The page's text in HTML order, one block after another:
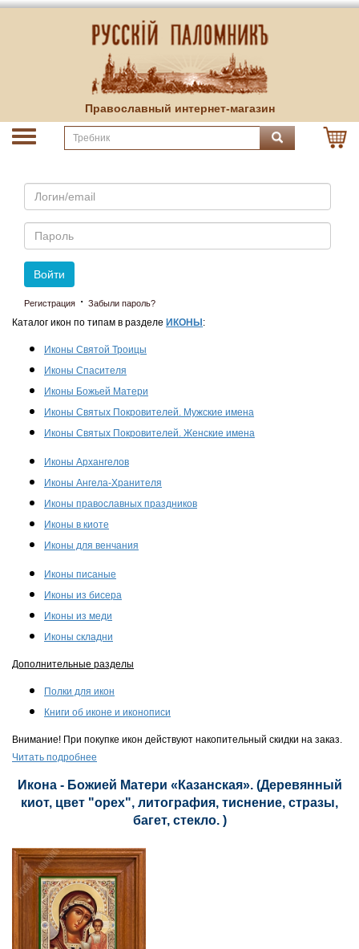
Православный интернет-магазин
Email
Пароль
Войти
Регистрация · Забыли пароль?
Каталог икон по типам в разделе ИКОНЫ :
Иконы Святой Троицы
Иконы Спасителя
Иконы Божьей Матери
Иконы Святых Покровителей. Мужские имена
Иконы Святых Покровителей. Женские имена
Иконы Архангелов
Иконы Ангела-Хранителя
Иконы православных праздников
Иконы в киоте
Иконы для венчания
Иконы писаные
Иконы из бисера
Иконы из меди
Иконы складни
Дополнительные разделы
Полки для икон
Книги об иконе и иконописи
Внимание! При покупке икон действуют накопительный скидки на заказ.
Читать подробнее
Икона - Божией Матери «Казанская». (Деревянный
киот, цвет "орех", литография, тиснение, стразы,
багет, стекло. )